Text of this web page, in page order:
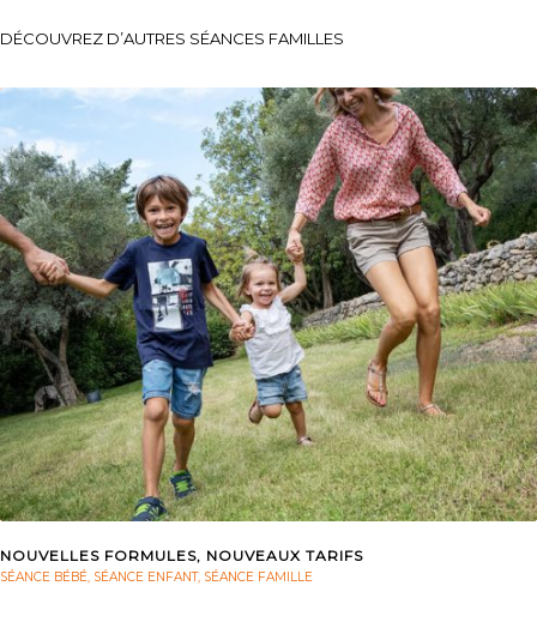
DÉCOUVREZ D’AUTRES SÉANCES FAMILLES
NOUVELLES FORMULES, NOUVEAUX TARIFS
SÉANCE BÉBÉ, SÉANCE ENFANT, SÉANCE FAMILLE